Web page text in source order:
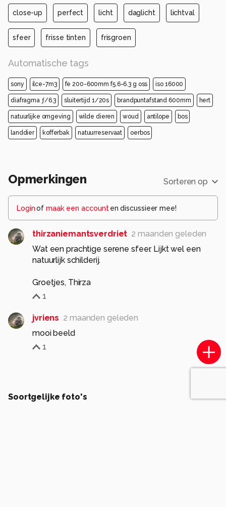
close-up perfect licht daglicht lichtval
sfeer frisse tinten frisgroen
Automatische tags
sony ilce-7m3 fe 200-600mm f5.6-6.3 g oss iso 16000
diafragma ƒ/6.3 sluitertijd 1/20s brandpuntafstand 600mm hert
natuurlijke omgeving wilde dieren woud antilope bos
landdier kofferbak natuurreservaat oerbos
Opmerkingen Sorteren op
Loginof maak een account en discussieer mee!
thirzaniemantsverdriet 2 maanden geleden
Wat een prachtige serene sfeer. Lijkt wel een
natuurlijk schilderij.
Groetjes, Thirza
1
jvriens 2 maanden geleden
mooi beeld
1
Soortgelijke foto's